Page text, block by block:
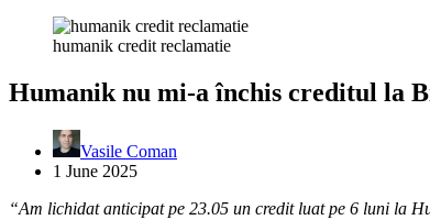
humanik credit reclamatie
Humanik nu mi-a închis creditul la
Vasile Coman
1 June 2025
“Am lichidat anticipat pe 23.05 un credit luat pe 6 luni la